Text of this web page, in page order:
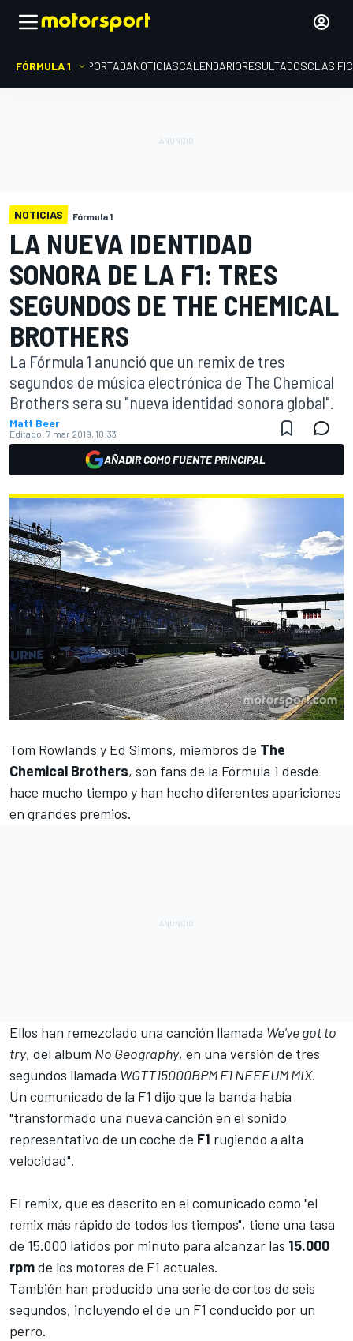
FÓRMULA 1 PORTADANOTICIASCALENDARIORESULTADOS
NOTICIAS Fórmula 1
LA NUEVA IDENTIDAD
SONORA DE LA F1: TRES
SEGUNDOS DE THE CHEMICAL
BROTHERS
La Fórmula 1 anunció que un remix de tres
segundos de música electrónica de The Chemical
Brothers sera su "nueva identidad sonora global".
Matt Beer
Editado: 7 mar 2019, 10:33
AÑADIR COMO FUENTE PRINCIPAL
Tom Rowlands y Ed Simons, miembros de The
Chemical Brothers, son fans de la Fórmula 1 desde
hace mucho tiempo y han hecho diferentes apariciones
en grandes premios.
Ellos han remezclado una canción llamada We've got to
try, del album No Geography, en una versión de tres
segundos llamada WGTT15000BPM F1 NEEEUM MIX.
Un comunicado de la F1 dijo que la banda había
"transformado una nueva canción en el sonido
representativo de un coche de F1 rugiendo a alta
velocidad".
El remix, que es descrito en el comunicado como "el
remix más rápido de todos los tiempos", tiene una tasa
de 15.000 latidos por minuto para alcanzar las 15.000
rpmde los motores de F1 actuales.
También han producido una serie de cortos de seis
segundos, incluyendo el de un F1 conducido por un
perro.